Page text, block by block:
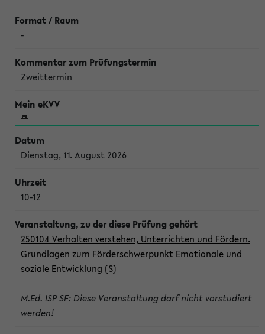
-
Zweittermin
Dienstag, 11. August 2026
10-12
250104 Verhalten verstehen, Unterrichten und Fördern.
Grundlagen zum Förderschwerpunkt Emotionale und
soziale Entwicklung (S)
M.Ed. ISP SF: Diese Veranstaltung darf nicht vorstudiert
werden!